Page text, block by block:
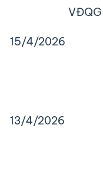
VĐQG
15/4/2026
13/4/2026